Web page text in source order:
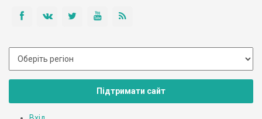
Підтримати сайт